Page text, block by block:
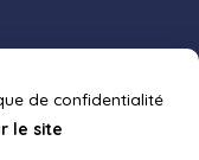
de confidentialité
le site